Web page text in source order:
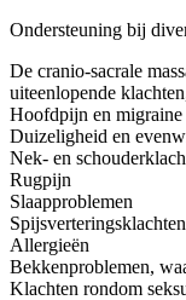
Ondersteuning bij
De cranio-sacrale
uiteenlopende
Hoofdpijn en migraine
Duizeligheid en
Nek- en
Rugpijn
Slaapproblemen
Spijsverteringsklachten
Allergieën
Bekkenproblemen,
Klachten rondom